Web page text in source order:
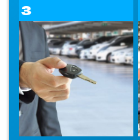
3